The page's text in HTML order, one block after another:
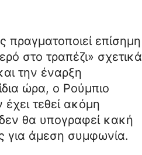
επίσημη
στο τραπέζι» σχετικά
την έναρξη
ώρα, ο Ρούμπιο
τεθεί ακόμη
θα υπογραφεί κακή
για άμεση συμφωνία.